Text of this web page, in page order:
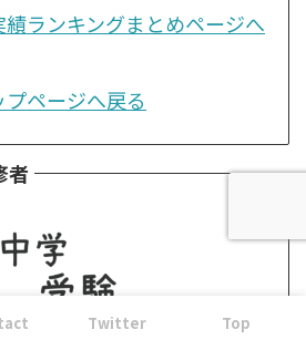
ランキングまとめページへ
ページへ戻る
者
Twitter Top